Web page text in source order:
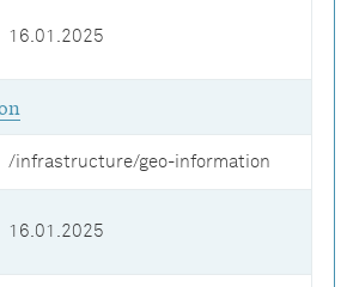
16.01.2025
/infrastructure/geo-information
16.01.2025